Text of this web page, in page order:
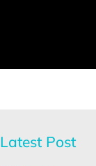
Latest Post